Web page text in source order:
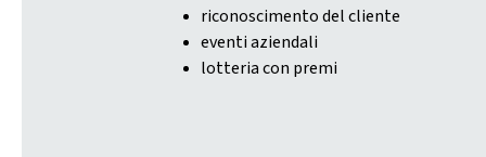
riconoscimento del cliente
eventi aziendali
lotteria con premi